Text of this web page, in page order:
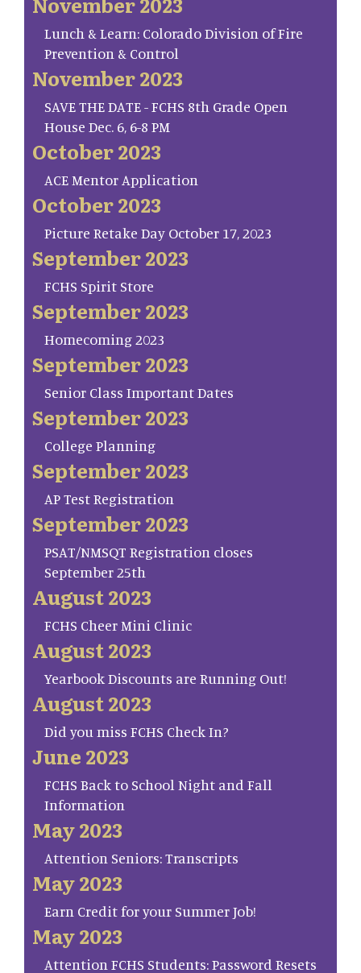
Lunch & Learn: Colorado Division of Fire
Prevention & Control
November 2023
SAVE THE DATE - FCHS 8th Grade Open
House Dec. 6, 6-8 PM
October 2023
ACE Mentor Application
October 2023
Picture Retake Day October 17, 2023
September 2023
FCHS Spirit Store
September 2023
Homecoming 2023
September 2023
Senior Class Important Dates
September 2023
College Planning
September 2023
AP Test Registration
September 2023
PSAT/NMSQT Registration closes
September 25th
August 2023
FCHS Cheer Mini Clinic
August 2023
Yearbook Discounts are Running Out!
August 2023
Did you miss FCHS Check In?
June 2023
FCHS Back to School Night and Fall
Information
May 2023
Attention Seniors: Transcripts
May 2023
Earn Credit for your Summer Job!
May 2023
Attention FCHS Students: Password Resets